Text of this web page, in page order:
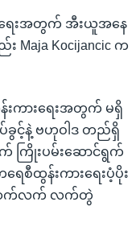
ေးအတွက် အီးယူအနေ
Kocijancic က
းကားရေးအတွက် မရှိ
င့်နဲ့ ဗဟုဝါဒ တည်ရှိ
ကြိုးပမ်းဆောင်ရွက်
ရေစီထွန်းကားရေးပံ့ပိုး
နဲ့ ဆက်လက် လက်တွဲ